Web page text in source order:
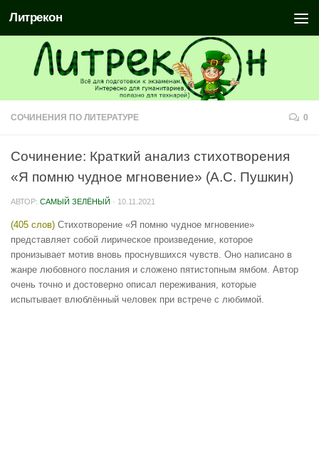
Литрекон
СОЧИНЕНИЯ ПО ЛИТЕРАТУРЕ 0
Сочинение: Краткий анализ стихотворения
«Я помню чудное мгновение» (А.С. Пушкин)
АВТОР: САМЫЙ ЗЕЛЁНЫЙ · 10.11.2021
(405 слов) Стихотворение «Я помню чудное мгновение»
представляет собой лирическое произведение, которое
пронизывает мотив вновь проснувшихся чувств. Оно написано в
жанре любовного послания и сложено пятистопным ямбом. Автор
очень точно и достоверно описал переживания, которые
испытывает влюблённый человек при встрече с любимой.